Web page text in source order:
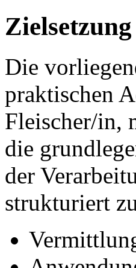
Die
praktischen
Fleischer/in,
die
der
strukturiert